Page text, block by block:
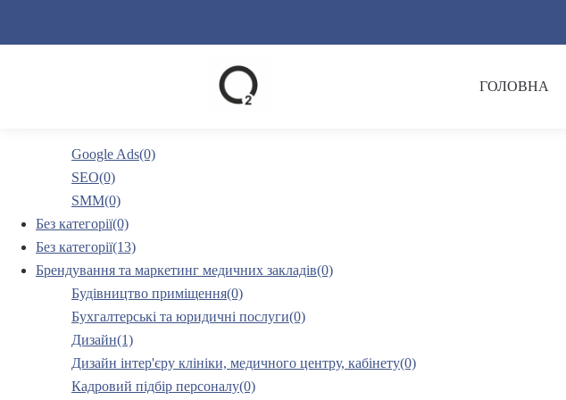
ГОЛОВНА
Google Ads(0)
SEO(0)
SMM(0)
Без категорії(0)
Без категорії(13)
Брендування та маркетинг медичних закладів(0)
Будівництво приміщення(0)
Бухгалтерські та юридичні послуги(0)
Дизайн(1)
Дизайн інтер'єру клініки, медичного центру, кабінету(0)
Кадровий підбір персоналу(0)